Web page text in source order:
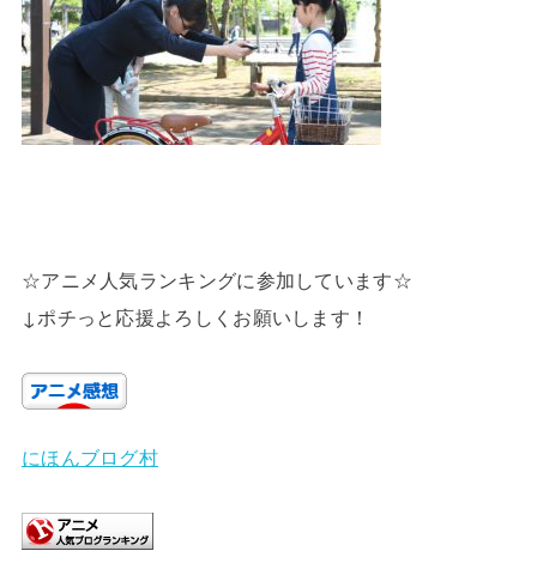
☆アニメ人気ランキングに参加しています☆
↓ポチっと応援よろしくお願いします！
にほんブログ村